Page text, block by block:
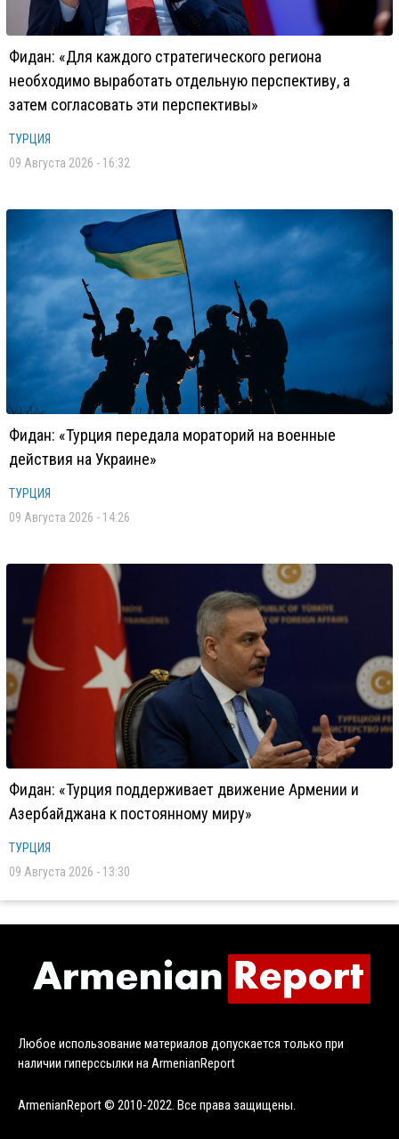
Фидан: «Для каждого стратегического региона
необходимо выработать отдельную перспективу, а
затем согласовать эти перспективы»
ТУРЦИЯ
09 Августа 2026 - 16:32
Фидан: «Турция передала мораторий на военные
действия на Украине»
ТУРЦИЯ
09 Августа 2026 - 14:26
Фидан: «Турция поддерживает движение Армении и
Азербайджана к постоянному миру»
ТУРЦИЯ
09 Августа 2026 - 13:30
Любое использование материалов допускается только при
наличии гиперссылки на ArmenianReport
ArmenianReport © 2010-2022. Все права защищены.